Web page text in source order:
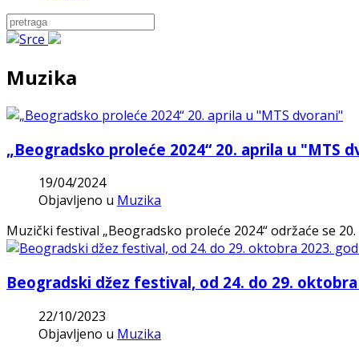
Muzika
„Beogradsko proleće 2024“ 20. aprila u "MTS
19/04/2024
Objavljeno u Muzika
Muzički festival „Beogradsko proleće 2024“ održaće se
Beogradski džez festival, od 24. do 29.
22/10/2023
Objavljeno u Muzika